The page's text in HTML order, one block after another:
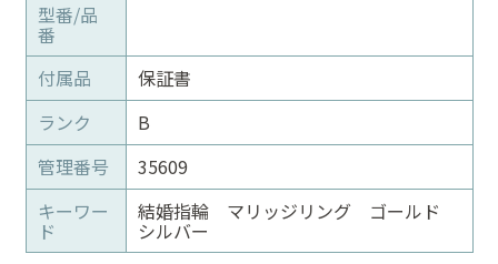
型番/品
番
付属品
保証書
ランク
B
管理番号
35609
キーワー
ド
結婚指輪 マリッジリング ゴールド
シルバー